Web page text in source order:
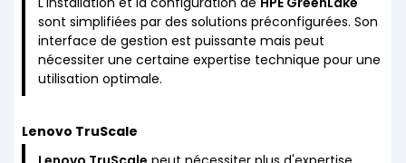
sont simplifiées par des solutions préconfigurées. Son
interface de gestion est puissante mais peut
nécessiter une certaine expertise technique pour une
utilisation optimale.
Lenovo TruScale